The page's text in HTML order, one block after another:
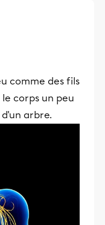
comme des fils
corps un peu
arbre.